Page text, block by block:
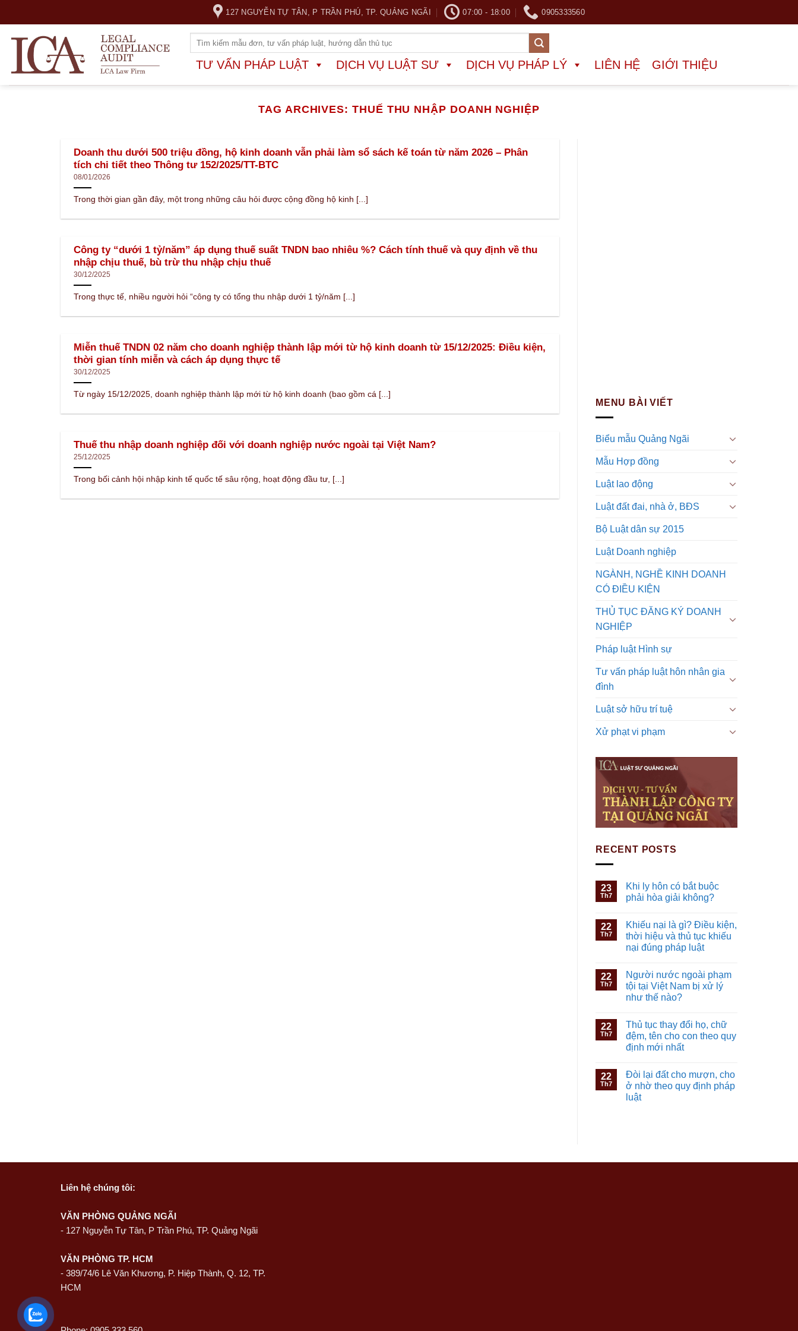
content
127 NGUYỄN TỰ TÂN, P TRẦN PHÚ, TP. QUẢNG NGÃI 07:00 - 18:00 0905333560
TƯ VẤN PHÁP LUẬT DỊCH VỤ LUẬT SƯ DỊCH VỤ PHÁP LÝ LIÊN HỆ GIỚI THIỆU
TAG ARCHIVES: THUẾ THU NHẬP DOANH NGHIỆP
Doanh thu dưới 500 triệu đồng, hộ kinh doanh vẫn phải làm sổ sách kế toán từ năm 2026 – Phân
tích chi tiết theo Thông tư 152/2025/TT-BTC
08/01/2026
Trong thời gian gần đây, một trong những câu hỏi được cộng đồng hộ kinh [...]
Công ty “dưới 1 tỷ/năm” áp dụng thuế suất TNDN bao nhiêu %? Cách tính thuế và quy định về thu
nhập chịu thuế, bù trừ thu nhập chịu thuế
30/12/2025
Trong thực tế, nhiều người hỏi “công ty có tổng thu nhập dưới 1 tỷ/năm [...]
Miễn thuế TNDN 02 năm cho doanh nghiệp thành lập mới từ hộ kinh doanh từ 15/12/2025: Điều kiện,
thời gian tính miễn và cách áp dụng thực tế
30/12/2025
Từ ngày 15/12/2025, doanh nghiệp thành lập mới từ hộ kinh doanh (bao gồm cá [...]
Thuế thu nhập doanh nghiệp đối với doanh nghiệp nước ngoài tại Việt Nam?
25/12/2025
Trong bối cảnh hội nhập kinh tế quốc tế sâu rộng, hoạt động đầu tư, [...]
MENU BÀI VIẾT
Biểu mẫu Quảng Ngãi
Mẫu Hợp đồng
Luật lao động
Luật đất đai, nhà ở, BĐS
Bộ Luật dân sự 2015
Luật Doanh nghiệp
NGÀNH, NGHỀ KINH DOANH
CÓ ĐIỀU KIỆN
THỦ TỤC ĐĂNG KÝ DOANH
NGHIỆP
Pháp luật Hình sự
Tư vấn pháp luật hôn nhân gia
đình
Luật sở hữu trí tuệ
Xử phạt vi phạm
RECENT POSTS
23
Th7
Khi ly hôn có bắt buộc
phải hòa giải không?
22
Th7
Khiếu nại là gì? Điều kiện,
thời hiệu và thủ tục khiếu
nại đúng pháp luật
22
Th7
Người nước ngoài phạm
tội tại Việt Nam bị xử lý
như thế nào?
22
Th7
Thủ tục thay đổi họ, chữ
đệm, tên cho con theo quy
định mới nhất
22
Th7
Đòi lại đất cho mượn, cho
ở nhờ theo quy định pháp
luật
Liên hệ chúng tôi:
VĂN PHÒNG QUẢNG NGÃI
- 127 Nguyễn Tự Tân, P Trần Phú, TP. Quảng Ngãi
VĂN PHÒNG TP. HCM
- 389/74/6 Lê Văn Khương, P. Hiệp Thành, Q. 12, TP.
HCM